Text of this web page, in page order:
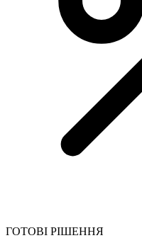
ГОТОВІ РІШЕННЯ